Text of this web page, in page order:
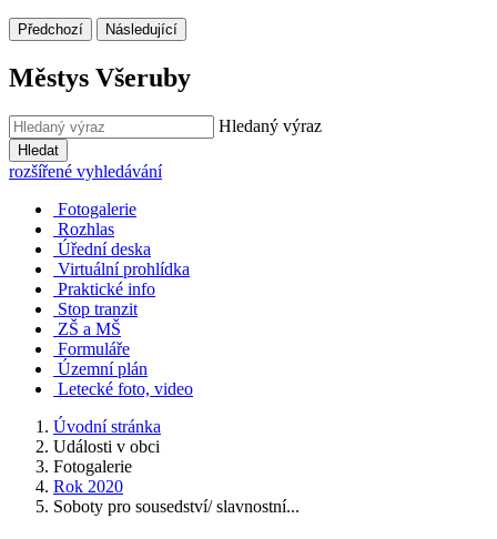
Předchozí Následující
Městys Všeruby
Hledaný výraz
Hledat
rozšířené vyhledávání
Fotogalerie
Rozhlas
Úřední deska
Virtuální prohlídka
Praktické info
Stop tranzit
ZŠ a MŠ
Formuláře
Územní plán
Letecké foto, video
Úvodní stránka
Události v obci
Fotogalerie
Rok 2020
Soboty pro sousedství/ slavnostní...